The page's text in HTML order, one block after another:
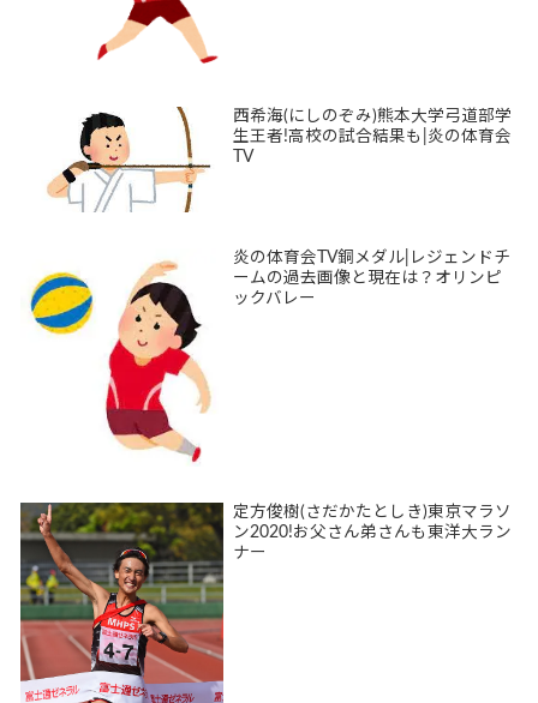
西希海(にしのぞみ)熊本大学弓道部学
生王者!高校の試合結果も|炎の体育会
TV
炎の体育会TV銅メダル|レジェンドチ
ームの過去画像と現在は？オリンピ
ックバレー
定方俊樹(さだかたとしき)東京マラソ
ン2020!お父さん弟さんも東洋大ラン
ナー